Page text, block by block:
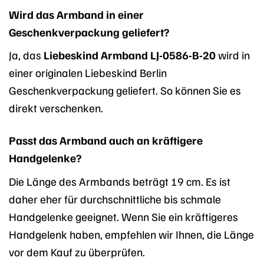
Wird das Armband in einer
Geschenkverpackung geliefert?
Ja, das Liebeskind Armband LJ-0586-B-20wird in
einer originalen Liebeskind Berlin
Geschenkverpackung geliefert. So können Sie es
direkt verschenken.
Passt das Armband auch an kräftigere
Handgelenke?
Die Länge des Armbands beträgt 19 cm. Es ist
daher eher für durchschnittliche bis schmale
Handgelenke geeignet. Wenn Sie ein kräftigeres
Handgelenk haben, empfehlen wir Ihnen, die Länge
vor dem Kauf zu überprüfen.